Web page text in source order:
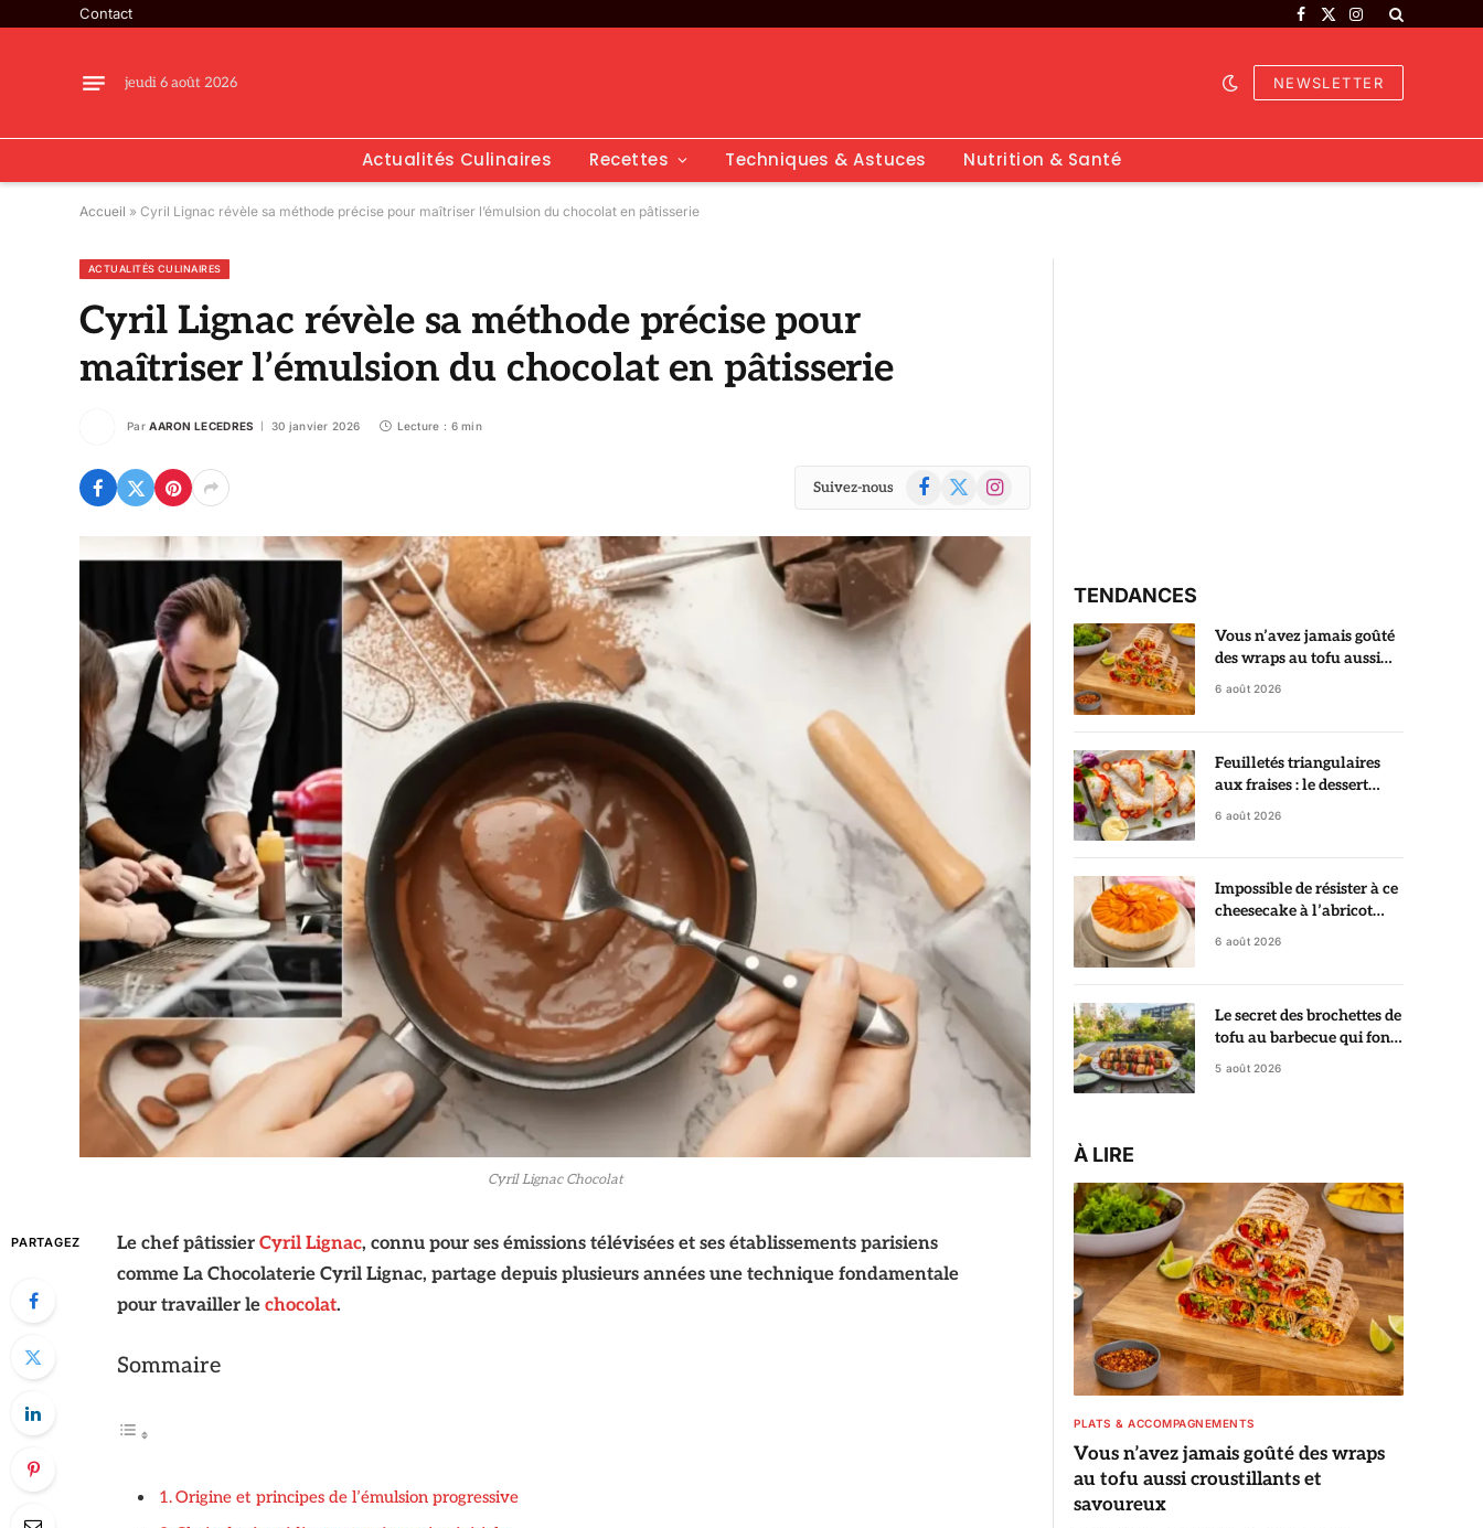
Contact
Facebook
X
Instagram
jeudi 6 août 2026 NEWSLETTER
Actualités Culinaires Recettes Techniques & Astuces Nutrition & Santé
Accueil » Cyril Lignac révèle sa méthode précise pour maîtriser l’émulsion du chocolat en pâtisserie
ACTUALITÉS CULINAIRES
Cyril Lignac révèle sa méthode précise pour
maîtriser l’émulsion du chocolat en pâtisserie
Par AARON LECEDRES 30 janvier 2026 Lecture : 6 min
Suivez-nous Facebook
X
Instagram
Cyril Lignac Chocolat
PARTAGEZ Le chef pâtissier Cyril Lignac, connu pour ses émissions télévisées et ses établissements parisiens
comme La Chocolaterie Cyril Lignac, partage depuis plusieurs années une technique fondamentale
pour travailler le chocolat.
Sommaire
Origine et principes de l’émulsion progressive
TENDANCES
Vous n’avez jamais goûté
des wraps au tofu aussi
croustillants et savoureux
6 août 2026
Feuilletés triangulaires
aux fraises : le dessert
croustillant qui fait croire
6 août 2026
Impossible de résister à ce
cheesecake à l’abricot
sans cuisson, prêt sans
6 août 2026
Le secret des brochettes de
tofu au barbecue qui font
aimer le tofu à tout le
5 août 2026
À LIRE
PLATS & ACCOMPAGNEMENTS
Vous n’avez jamais goûté des wraps
au tofu aussi croustillants et
savoureux